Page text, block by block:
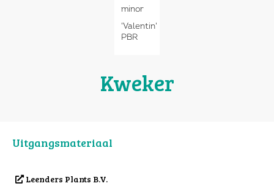
minor
'Valentin'
PBR
Kweker
Uitgangsmateriaal
Leenders Plants B.V.